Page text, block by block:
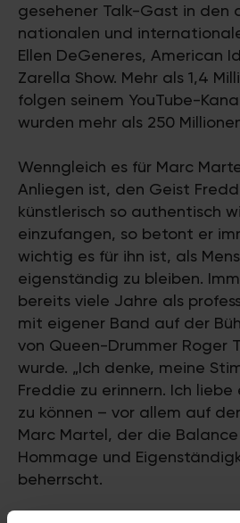
gesehener Talk-Gast in den
nationalen und
Ellen DeGeneres, American
Zarella Show. Mehr als 1,4
folgen seinem YouTube-
wurden mehr als 250
Wenngleich es für Marc
Anliegen ist, den Geist
künstlerisch so authentisch
einzufangen, so betont er
wichtig es für ihn ist, als
eigenständig zu bleiben.
bereits viele Jahre als
mit eigener Band auf der
von Queen-Drummer Roger
wurde. „Ich denke, meine
Freddie zu erinnern. Ich liebe
zu können – vor allem auf
Marc Martel, der die Balance
Hommage und
beherrscht.